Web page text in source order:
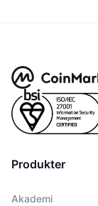
Produkter
Akademi